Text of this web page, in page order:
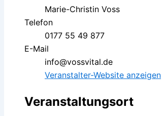
Marie-Christin Voss
Telefon
0177 55 49 877
E-Mail
info@vossvital.de
Veranstalter-Website anzeigen
Veranstaltungsort